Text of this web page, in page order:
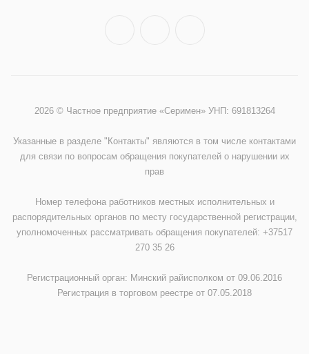
2026 © Частное предприятие «Серимен» УНП: 691813264
Указанные в разделе "Контакты" являются в том числе контактами
для связи по вопросам обращения покупателей о нарушении их
прав
Номер телефона работников местных исполнительных и
распорядительных органов по месту государственной регистрации,
уполномоченных рассматривать обращения покупателей: +37517
270 35 26
Регистрационный орган: Минский райисполком от 09.06.2016
Регистрация в торговом реестре от 07.05.2018